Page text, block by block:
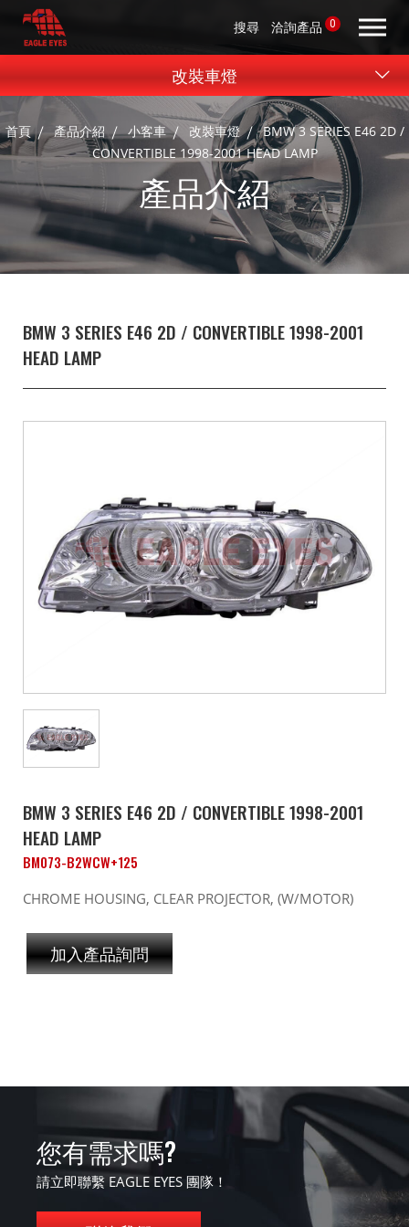
搜尋 洽詢產品 0
首頁 產品介紹 小客車 改裝車燈
BMW 3 SERIES E46 2D /
CONVERTIBLE 1998-2001 HEAD LAMP
產品介紹
改裝車燈
BMW 3 SERIES E46 2D / CONVERTIBLE 1998-2001
HEAD LAMP
BMW 3 SERIES E46 2D / CONVERTIBLE 1998-2001
HEAD LAMP
BM073-B2WCW+125
CHROME HOUSING, CLEAR PROJECTOR, (W/MOTOR)
加入產品詢問
您有需求嗎?
請立即聯繫 EAGLE EYES 團隊！